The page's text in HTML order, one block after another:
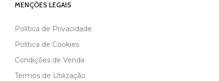
MENÇÕES LEGAIS
Política de Privacidade
Política de Cookies
Condições de Venda
Termos de Utilização